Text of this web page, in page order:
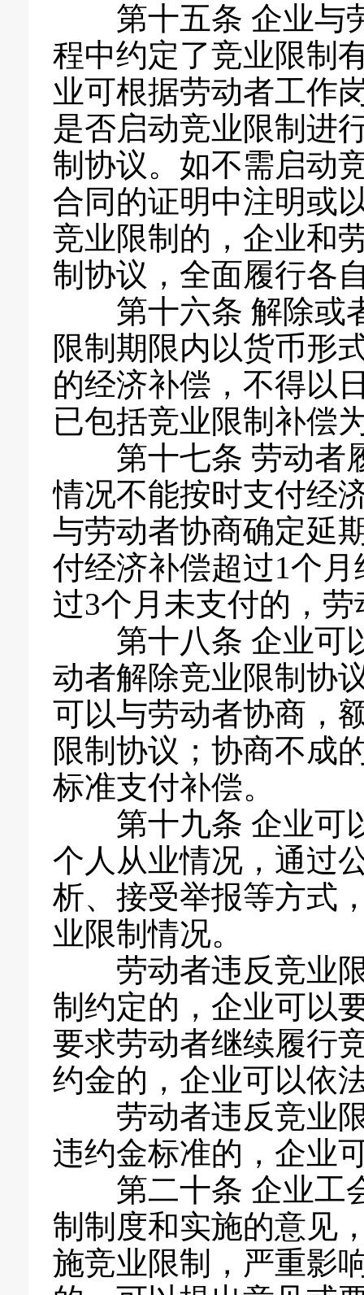
第十五条 企业与
程中约定了竞业限制
业可根据劳动者工作
是否启动竞业限制进
制协议。如不需启动
合同的证明中注明或
竞业限制的，企业和
制协议，全面履行各
第十六条 解除或
限制期限内以货币形
的经济补偿，不得以
已包括竞业限制补偿
第十七条 劳动者
情况不能按时支付经
与劳动者协商确定延
付经济补偿超过1个
过3个月未支付的，
第十八条 企业可
动者解除竞业限制协
可以与劳动者协商，
限制协议；协商不成
标准支付补偿。
第十九条 企业可
个人从业情况，通过
析、接受举报等方式
业限制情况。
劳动者违反竞业
制约定的，企业可以
要求劳动者继续履行
约金的，企业可以依
劳动者违反竞业
违约金标准的，企业
第二十条 企业工
制制度和实施的意见
施竞业限制，严重影